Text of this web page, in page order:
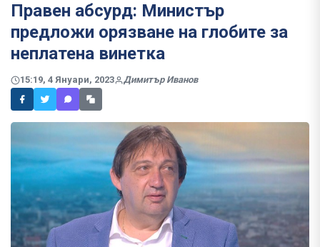
Правен абсурд: Министър
предложи орязване на глобите за
неплатена винетка
15:19, 4 Януари, 2023 Димитър Иванов